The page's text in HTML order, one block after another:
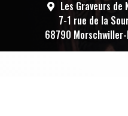
Les Graveurs de
7-1 rue de la
68790